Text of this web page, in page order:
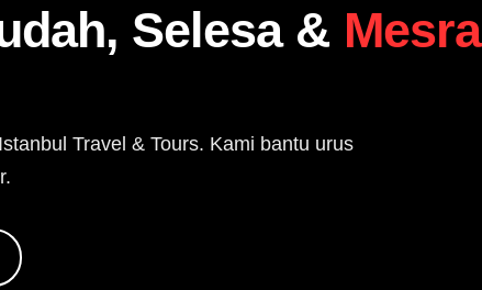
Selesa & Mesra
Travel & Tours. Kami bantu urus